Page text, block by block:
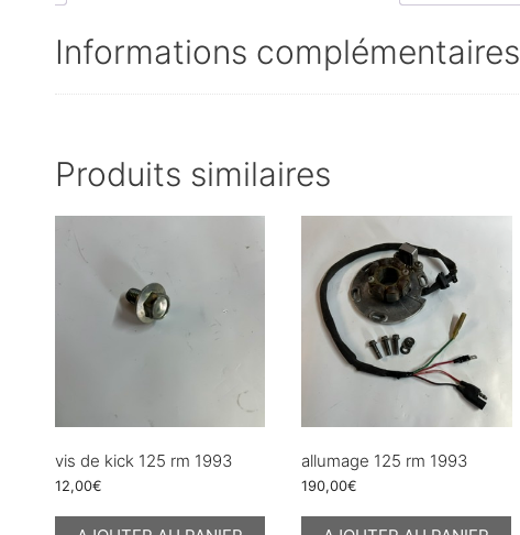
Informations complémentaires
Produits similaires
vis de kick 125 rm 1993
12,00€
allumage 125 rm 1993
190,00€